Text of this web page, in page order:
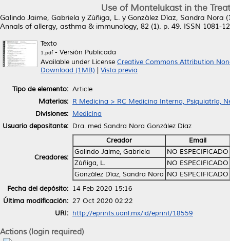
Use of Montelukast in the
Galindo Jaime, Gabriela y Zúñiga, L. y González Díaz, Sandra Nora
Annals of allergy, asthma & immunology, 82 (1). p. 49. ISSN 1081-
Texto
1.pdf- Versión Publicada
Available under License Creative Commons Attribution
Download (1MB)
Vista previa
Tipo de elemento: Article
Materias: R Medicina > RC Medicina Interna, Psiquiatría,
Divisiones: Medicina
Usuario depositante: Dra. med Sandra Nora González Díaz
Creadores:
Creador
Email
Galindo Jaime, Gabriela
NO ESPECIFICADO
Zúñiga, L.
NO ESPECIFICADO
González Díaz, Sandra Nora NO ESPECIFICADO
Fecha del depósito: 14 Feb 2020 15:16
Última modificación: 27 Oct 2020 02:22
URI: http://eprints.uanl.mx/id/eprint/18559
Actions (login required)